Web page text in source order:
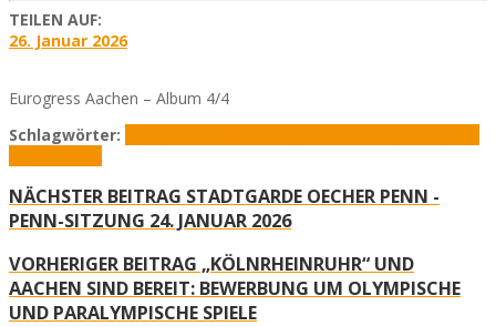
TEILEN AUF:
26. Januar 2026
Eurogress Aachen – Album 4/4
Schlagwörter:
NÄCHSTER BEITRAG STADTGARDE OECHER PENN -
PENN-SITZUNG 24. JANUAR 2026
VORHERIGER BEITRAG „KÖLNRHEINRUHR“ UND
AACHEN SIND BEREIT: BEWERBUNG UM OLYMPISCHE
UND PARALYMPISCHE SPIELE